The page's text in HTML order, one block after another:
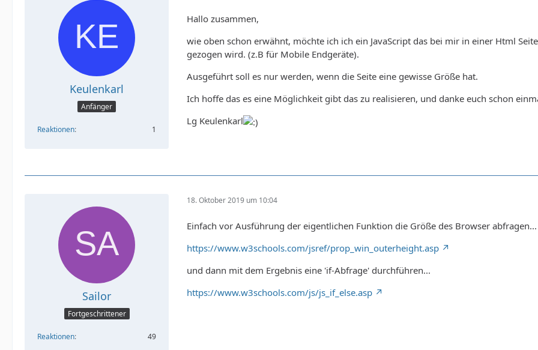
Keulenkarl
Anfänger
Reaktionen 1
Hallo zusammen,
wie oben schon erwähnt, möchte ich ich ein JavaScript das bei mir in einer Html
gezogen wird. (z.B für Mobile Endgeräte).
Ausgeführt soll es nur werden, wenn die Seite eine gewisse Größe hat.
Ich hoffe das es eine Möglichkeit gibt das zu realisieren, und danke euch schon
Lg Keulenkarl
Sailor
Fortgeschrittener
Reaktionen 49
18. Oktober 2019 um 10:04
Einfach vor Ausführung der eigentlichen Funktion die Größe des Browser abfragen...
https://www.w3schools.com/jsref/prop_win_outerheight.asp
und dann mit dem Ergebnis eine 'if-Abfrage' durchführen...
https://www.w3schools.com/js/js_if_else.asp